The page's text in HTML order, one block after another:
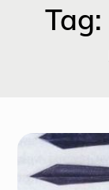
Tag: